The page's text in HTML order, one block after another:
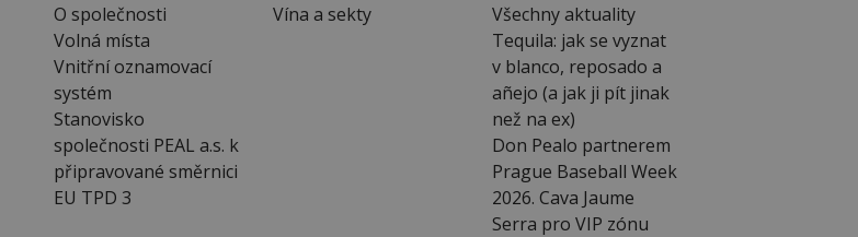
O společnosti
Volná místa
Vnitřní oznamovací
systém
Stanovisko
společnosti PEAL a.s. k
připravované směrnici
EU TPD 3
Vína a sekty
Všechny aktuality
Tequila: jak se vyznat
v blanco, reposado a
añejo (a jak ji pít jinak
než na ex)
Don Pealo partnerem
Prague Baseball Week
2026. Cava Jaume
Serra pro VIP zónu